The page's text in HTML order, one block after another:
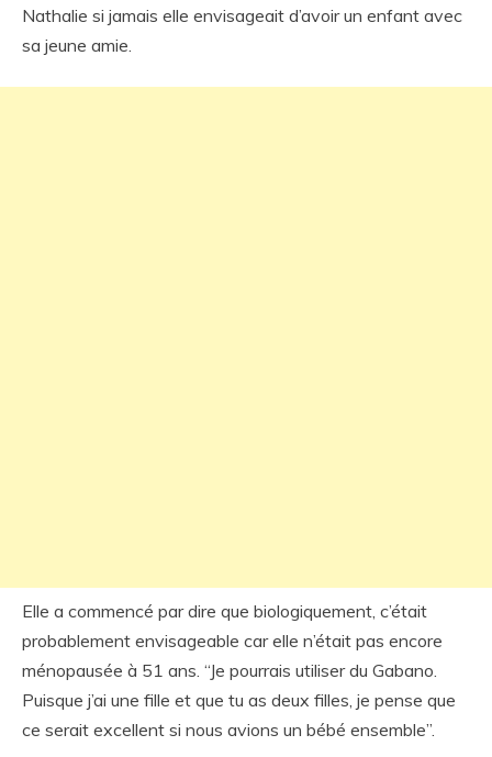
Nathalie si jamais elle envisageait d’avoir un enfant avec
sa jeune amie.
Elle a commencé par dire que biologiquement, c’était
probablement envisageable car elle n’était pas encore
ménopausée à 51 ans. “Je pourrais utiliser du Gabano.
Puisque j’ai une fille et que tu as deux filles, je pense que
ce serait excellent si nous avions un bébé ensemble”.